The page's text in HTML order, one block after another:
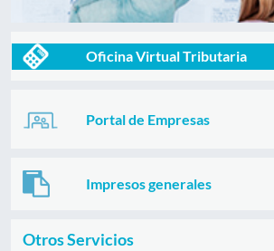
Oficina Virtual Tributaria
Portal de Empresas
Impresos generales
Otros Servicios